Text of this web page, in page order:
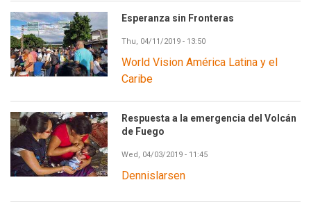
Esperanza sin Fronteras
Thu, 04/11/2019 - 13:50
World Vision América Latina y el
Caribe
Respuesta a la emergencia del Volcán
de Fuego
Wed, 04/03/2019 - 11:45
Dennislarsen